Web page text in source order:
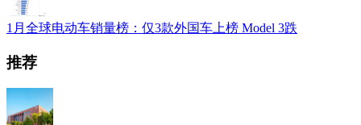
1月全球电动车销量榜：仅3款外国车上榜 Model 3跌
推荐